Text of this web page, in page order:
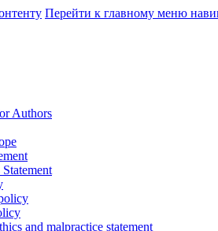
Перейти к главному меню
Authors
and malpractice statement